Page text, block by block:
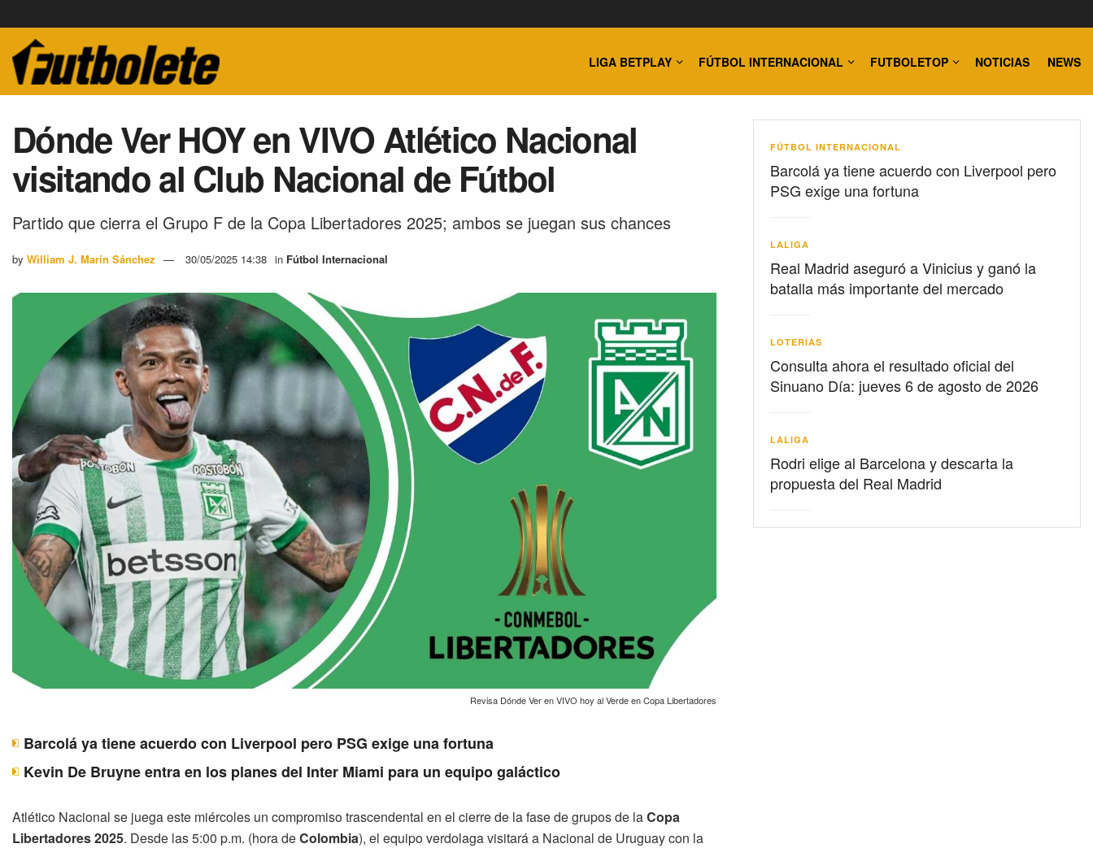
LIGA BETPLAY FÚTBOL INTERNACIONAL FUTBOLETOP NOTICIAS NEWS
Dónde Ver HOY en VIVO Atlético Nacional
visitando al Club Nacional de Fútbol
Partido que cierra el Grupo F de la Copa Libertadores 2025; ambos se juegan sus chances
by William J. Marín Sánchez 30/05/2025 14:38 in Fútbol Internacional
Revisa Dónde Ver en VIVO hoy al Verde en Copa Libertadores
Barcolá ya tiene acuerdo con Liverpool pero PSG exige una fortuna
Kevin De Bruyne entra en los planes del Inter Miami para un equipo galáctico
Atlético Nacional se juega este miércoles un compromiso trascendental en el cierre de la fase de grupos de laCopa
Libertadores 2025. Desde las 5:00 p.m. (hora deColombia), el equipo verdolaga visitará a Nacional de Uruguay con la
FÚTBOL INTERNACIONAL
Barcolá ya tiene acuerdo con Liverpool pero
PSG exige una fortuna
LALIGA
Real Madrid aseguró a Vinicius y ganó la
batalla más importante del mercado
LOTERIAS
Consulta ahora el resultado oficial del
Sinuano Día: jueves 6 de agosto de 2026
LALIGA
Rodri elige al Barcelona y descarta la
propuesta del Real Madrid